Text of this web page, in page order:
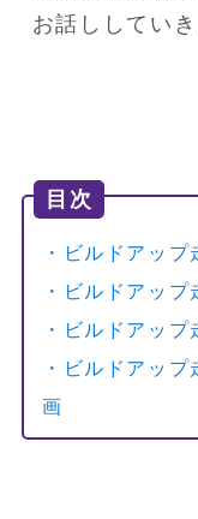
お話ししていき
目次
・ビルドアップ
・ビルドアップ
・ビルドアップ
・ビルドアッ
画